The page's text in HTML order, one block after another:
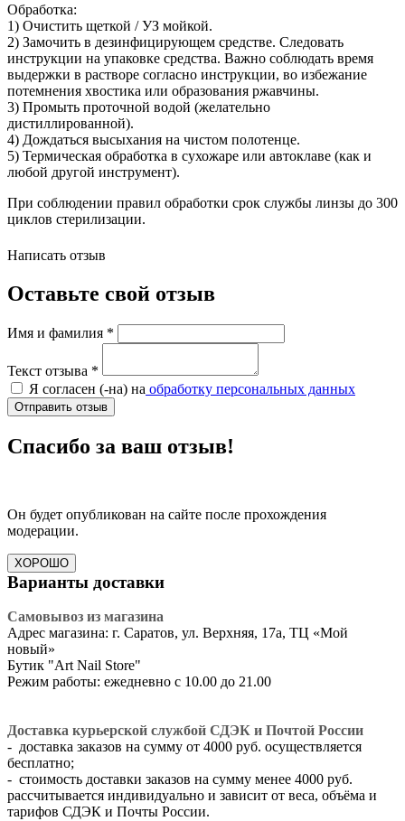
Обработка:
1) Очистить щеткой / УЗ мойкой.
2) Замочить в дезинфицирующем средстве. Следовать
инструкции на упаковке средства. Важно соблюдать время
выдержки в растворе согласно инструкции, во избежание
потемнения хвостика или образования ржавчины.
3) Промыть проточной водой (желательно
дистиллированной).
4) Дождаться высыхания на чистом полотенце.
5) Термическая обработка в сухожаре или автоклаве (как и
любой другой инструмент).
При соблюдении правил обработки срок службы линзы до 300
циклов стерилизации.
Написать отзыв
Оставьте свой отзыв
Имя и фамилия *
Текст отзыва *
Я согласен (-на) на обработку персональных данных
Отправить отзыв
Спасибо за ваш отзыв!
Он будет опубликован на сайте после прохождения
модерации.
ХОРОШО
Варианты доставки
Самовывоз из магазина
Адрес магазина: г. Саратов, ул. Верхняя, 17а, ТЦ «Мой
новый»
​Бутик "Art Nail Store"
Режим работы: ежедневно с 10.00 до 21.00
Доставка курьерской службой СДЭК и Почтой России
- доставка заказов на сумму от 4000 руб. осуществляется
бесплатно;
- стоимость доставки заказов на сумму менее 4000 руб.
рассчитывается индивидуально и зависит от веса, объёма и
тарифов СДЭК и Почты России.